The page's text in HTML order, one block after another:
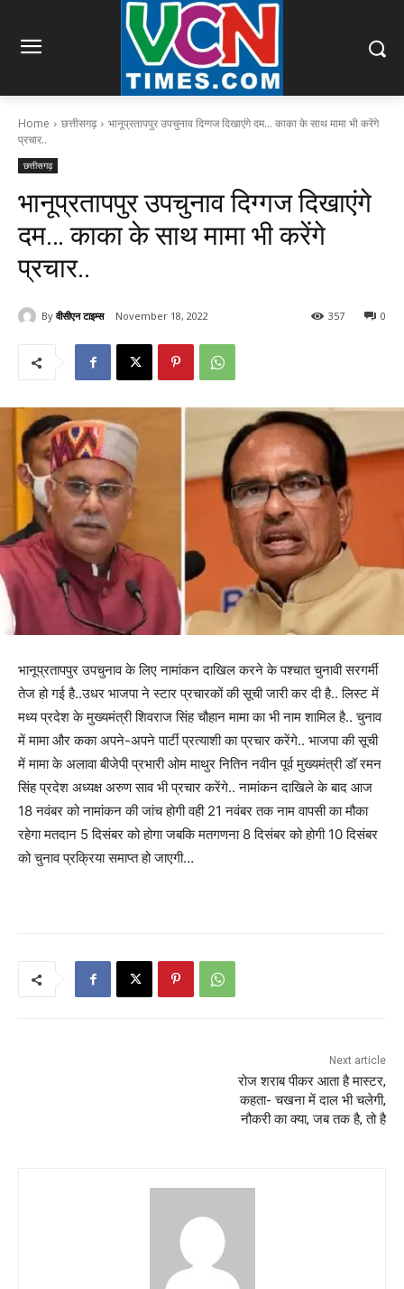
Home छत्तीसगढ़
भानूप्रतापपुर उपचुनाव दिग्गज दिखाएंगे दम... काका के साथ मामा भी करेंगे
प्रचार..
छत्तीसगढ़
भानूप्रतापपुर उपचुनाव दिग्गज दिखाएंगे
दम… काका के साथ मामा भी करेंगे
प्रचार..
By वीसीएन टाइम्स November 18, 2022 0
357
भानूप्रतापपुर उपचुनाव के लिए नामांकन दाखिल करने के पश्चात चुनावी सरगर्मी
तेज हो गई है..उधर भाजपा ने स्टार प्रचारकों की सूची जारी कर दी है.. लिस्ट में
मध्य प्रदेश के मुख्यमंत्री शिवराज सिंह चौहान मामा का भी नाम शामिल है.. चुनाव
में मामा और कका अपने-अपने पार्टी प्रत्याशी का प्रचार करेंगे.. भाजपा की सूची
में मामा के अलावा बीजेपी प्रभारी ओम माथुर नितिन नवीन पूर्व मुख्यमंत्री डॉ रमन
सिंह प्रदेश अध्यक्ष अरुण साव भी प्रचार करेंगे.. नामांकन दाखिले के बाद आज
18 नवंबर को नामांकन की जांच होगी वही 21 नवंबर तक नाम वापसी का मौका
रहेगा मतदान 5 दिसंबर को होगा जबकि मतगणना 8 दिसंबर को होगी 10 दिसंबर
को चुनाव प्रक्रिया समाप्त हो जाएगी…
Next article
रोज शराब पीकर आता है मास्टर,
कहता- चखना में दाल भी चलेगी,
नौकरी का क्या, जब तक है, तो है